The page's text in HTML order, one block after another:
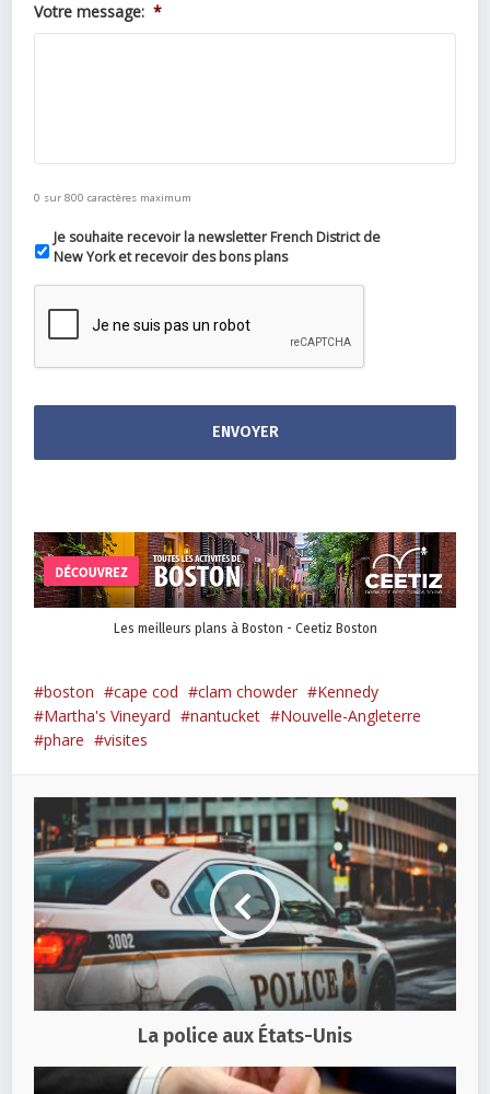
Votre message: *
0 sur 800 caractères maximum
Je souhaite recevoir la newsletter French District de
New York et recevoir des bons plans
Les meilleurs plans à Boston - Ceetiz Boston
boston cape cod clam chowder
Kennedy
Martha's Vineyard
nantucket
Nouvelle-Angleterre
phare
visites
La police aux États-Unis